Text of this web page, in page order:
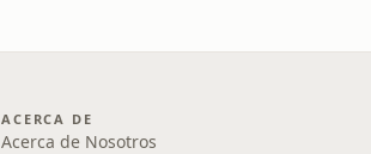
ACERCA DE
Acerca de Nosotros